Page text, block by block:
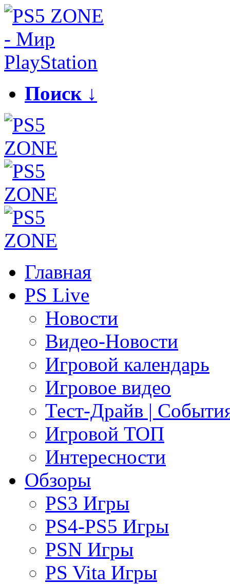
Поиск ↓
Главная
PS Live
Новости
Видео-Новости
Игровой календарь
Игровое видео
Тест-Драйв |
Игровой ТОП
Интересности
Обзоры
PS3 Игры
PS4-PS5 Игры
PSN Игры
PS Vita Игры